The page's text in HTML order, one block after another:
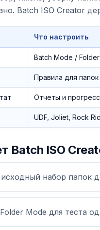
Batch ISO Creator
Что настроить
Batch Mode /
Правила для папок
Отчеты и прогресс
UDF, Joliet, Rock
Batch ISO
набор папок
Mode для теста